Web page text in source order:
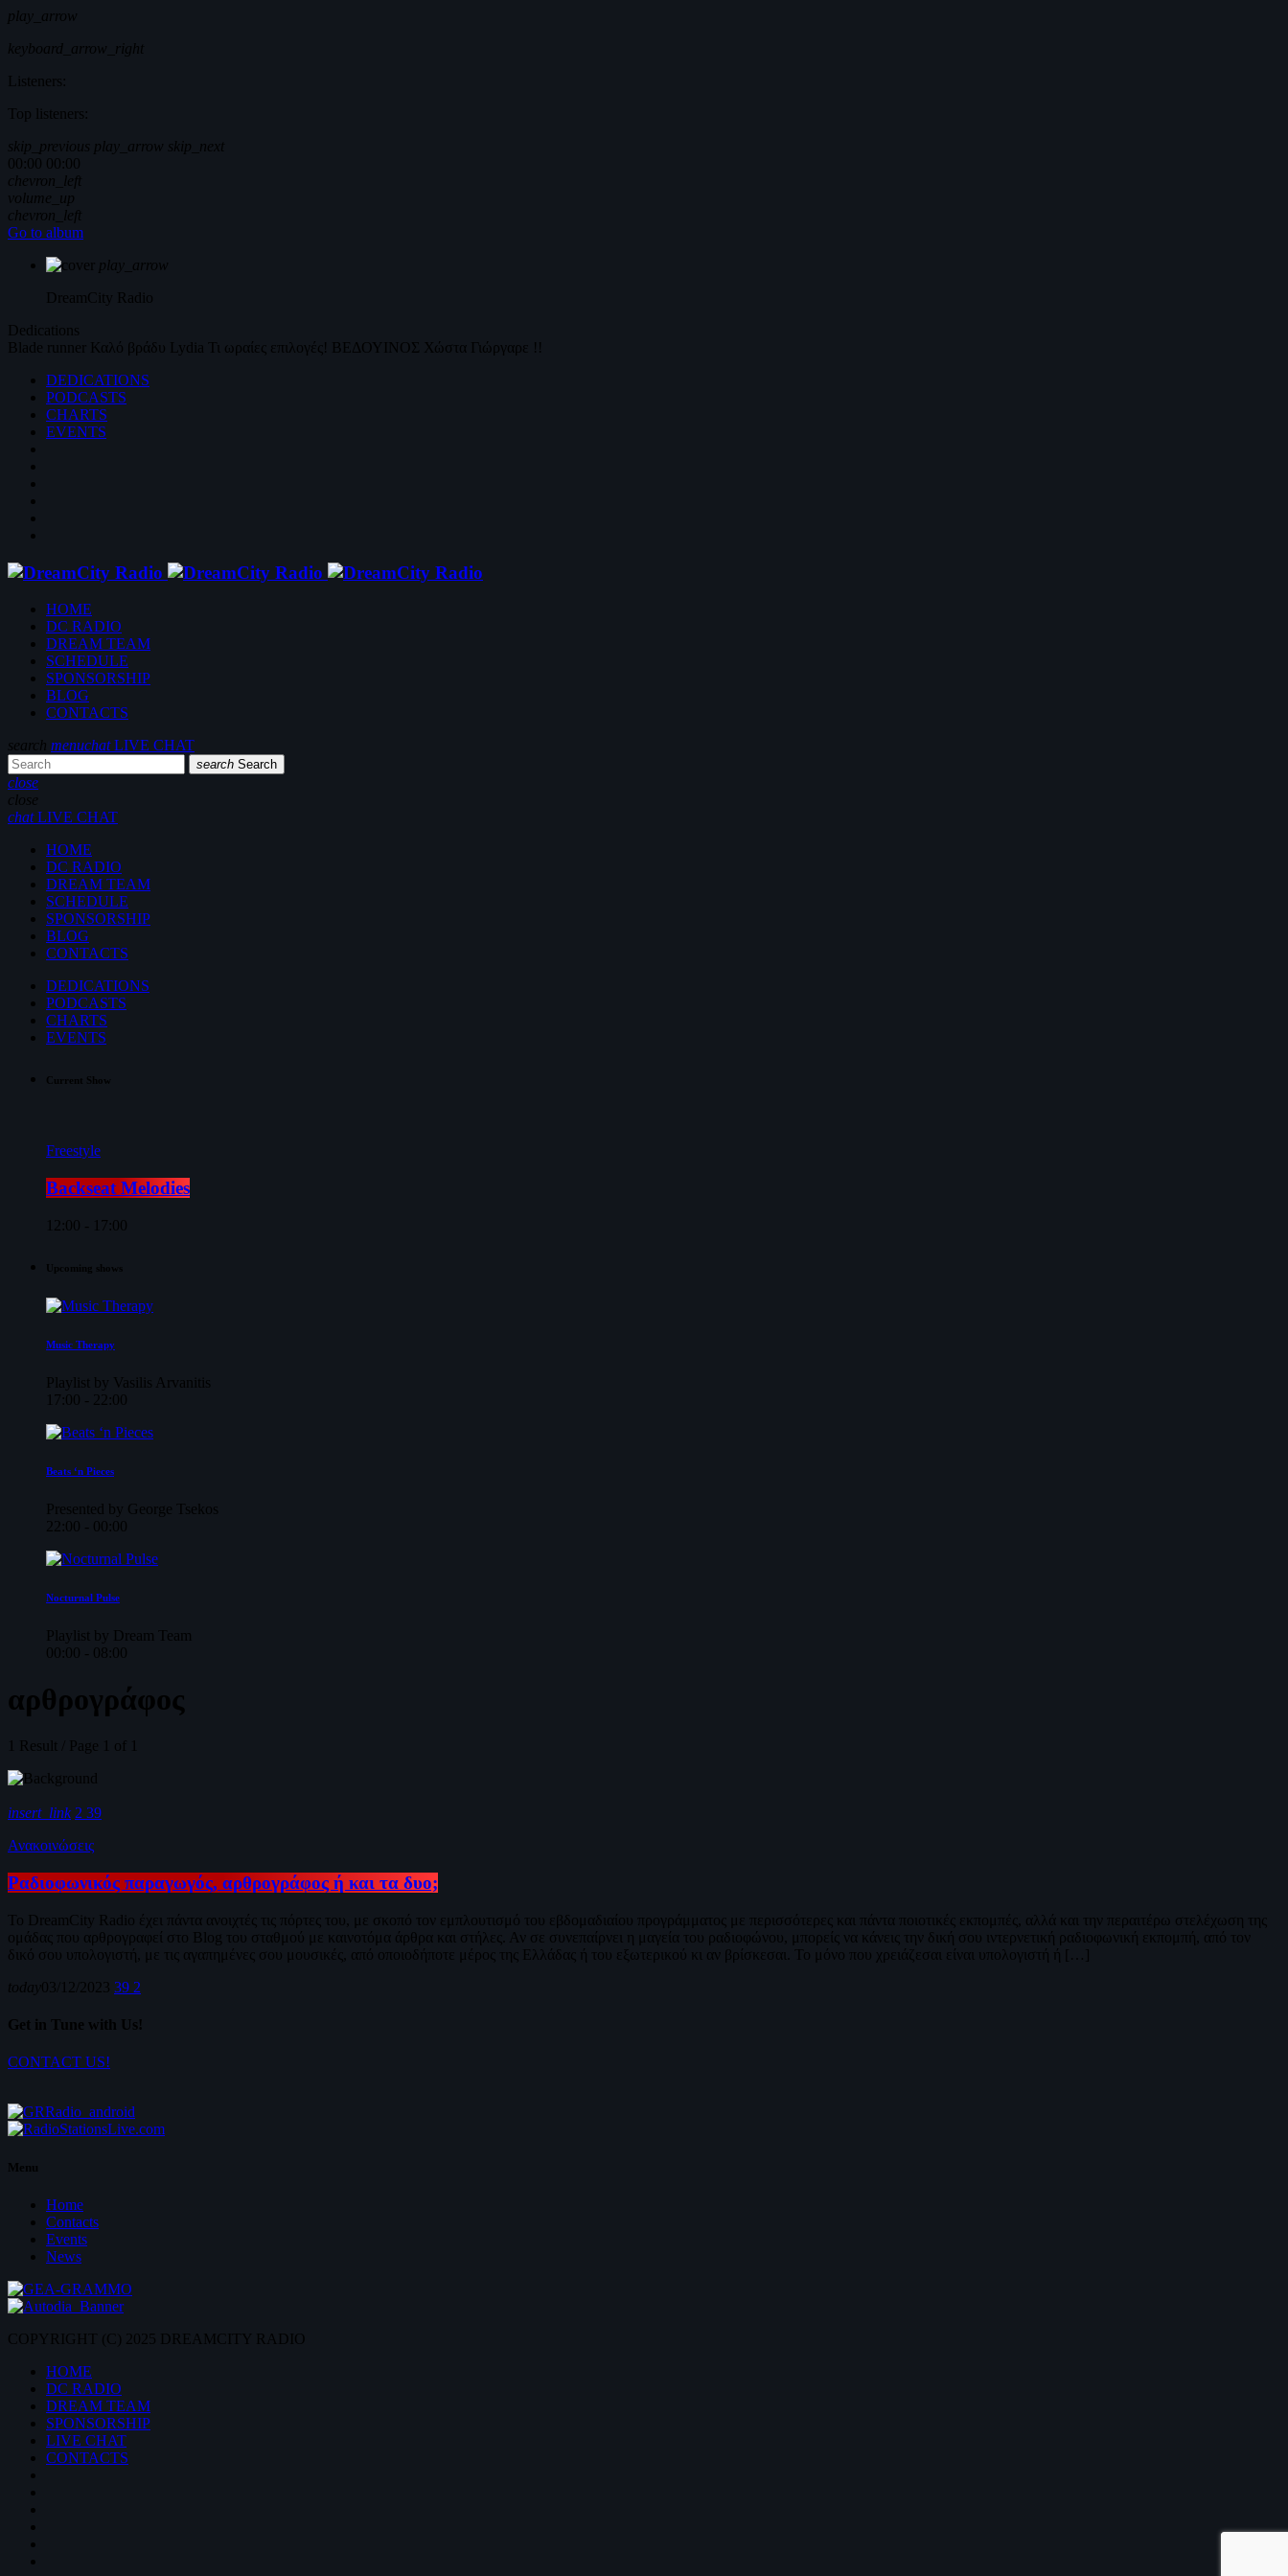
play_arrow
keyboard_arrow_right
Listeners:
Top listeners:
skip_previous play_arrow skip_next
00:00 00:00
chevron_left
volume_up
chevron_left
Go to album
play_arrow
DreamCity Radio
Dedications
Blade runner Καλό βράδυ Lydia Τι ωραίες επιλογές! ΒΕΔΟΥΙΝΟΣ Χώστα Γιώργαρε !!
DEDICATIONS
PODCASTS
CHARTS
EVENTS
HOME
DC RADIO
DREAM TEAM
SCHEDULE
SPONSORSHIP
BLOG
CONTACTS
search menuchatLIVE CHAT
search Search
close
close
chatLIVE CHAT
HOME
DC RADIO
DREAM TEAM
SCHEDULE
SPONSORSHIP
BLOG
CONTACTS
DEDICATIONS
PODCASTS
CHARTS
EVENTS
Current Show
Freestyle
Backseat Melodies
12:00 - 17:00
Upcoming shows
Music Therapy
Playlist by Vasilis Arvanitis
17:00 - 22:00
Beats ‘n Pieces
Presented by George Tsekos
22:00 - 00:00
Nocturnal Pulse
Playlist by Dream Team
00:00 - 08:00
αρθρογράφος
1 Result / Page 1 of 1
insert_link 2 39
Ανακοινώσεις
Ραδιοφωνικός παραγωγός, αρθρογράφος ή και τα δυο;
Το DreamCity Radio έχει πάντα ανοιχτές τις πόρτες του, με σκοπό τον εμπλουτισμό του εβδομαδιαίου προγράμματος με περισσότερες και πάντα ποιοτικές εκπομπές, αλλά και την περαιτέρω στελέχωση της
ομάδας που αρθρογραφεί στο Blog του σταθμού με καινοτόμα άρθρα και στήλες. Αν σε συνεπαίρνει η μαγεία του ραδιοφώνου, μπορείς να κάνεις την δική σου ιντερνετική ραδιοφωνική εκπομπή, από τον
δικό σου υπολογιστή, με τις αγαπημένες σου μουσικές, από οποιοδήποτε μέρος της Ελλάδας ή του εξωτερικού κι αν βρίσκεσαι. Το μόνο που χρειάζεσαι είναι υπολογιστή ή […]
today03/12/2023 39 2
Get in Tune with Us!
CONTACT US!
Menu
Home
Contacts
Events
News
COPYRIGHT (C) 2025 DREAMCITY RADIO
HOME
DC RADIO
DREAM TEAM
SPONSORSHIP
LIVE CHAT
CONTACTS